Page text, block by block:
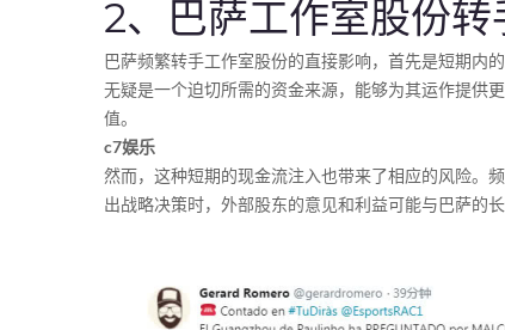
2、巴萨工作室股份
巴萨频繁转手工作室股份的直接影响，首先是短期内
无疑是一个迫切所需的资金来源，能够为其运作提供
值。
c7娱乐
然而，这种短期的现金流注入也带来了相应的风险。
出战略决策时，外部股东的意见和利益可能与巴萨的